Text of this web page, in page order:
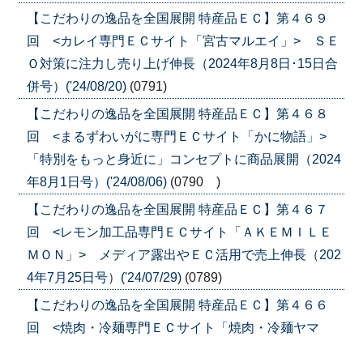
【こだわりの逸品を全国展開 特産品ＥＣ】第４６９
回 <カレイ専門ＥＣサイト「宮古マルエイ」> ＳＥ
Ｏ対策に注力し売り上げ伸長（2024年8月8日･15日合
併号）('24/08/20) (0791)
【こだわりの逸品を全国展開 特産品ＥＣ】第４６８
回 <まるずわいがに専門ＥＣサイト「かに物語」>
「特別をもっと身近に」コンセプトに商品展開（2024
年8月1日号）('24/08/06) (0790 )
【こだわりの逸品を全国展開 特産品ＥＣ】第４６７
回 <レモン加工品専門ＥＣサイト「ＡＫＥＭＩＬＥ
ＭＯＮ」> メディア露出やＥＣ活用で売上伸長（202
4年7月25日号）('24/07/29) (0789)
【こだわりの逸品を全国展開 特産品ＥＣ】第４６６
回 <焼肉・冷麺専門ＥＣサイト「焼肉・冷麺ヤマ